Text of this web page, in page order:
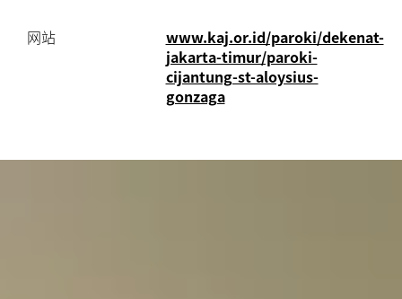
网站
www.kaj.or.id/paroki/dekenat-
jakarta-timur/paroki-
cijantung-st-aloysius-
gonzaga